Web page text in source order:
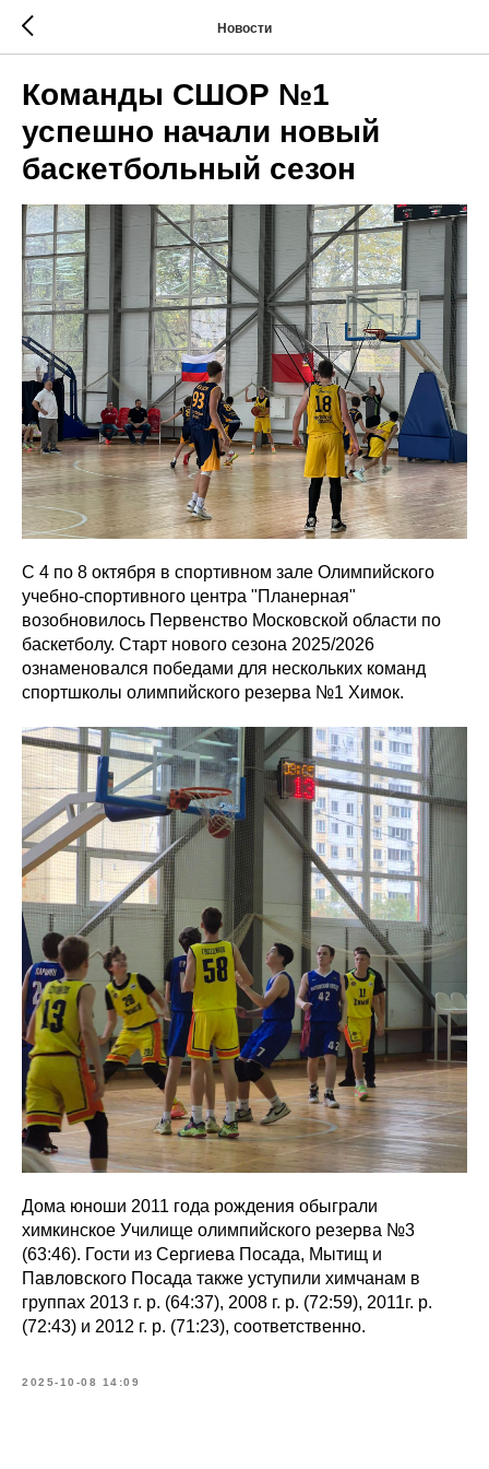
Новости
Команды СШОР №1
успешно начали новый
баскетбольный сезон
С 4 по 8 октября в спортивном зале Олимпийского
учебно-спортивного центра "Планерная"
возобновилось Первенство Московской области по
баскетболу. Старт нового сезона 2025/2026
ознаменовался победами для нескольких команд
спортшколы олимпийского резерва №1 Химок.
Дома юноши 2011 года рождения обыграли
химкинское Училище олимпийского резерва №3
(63:46). Гости из Сергиева Посада, Мытищ и
Павловского Посада также уступили химчанам в
группах 2013 г. р. (64:37), 2008 г. р. (72:59), 2011г. р.
(72:43) и 2012 г. р. (71:23), соответственно.
2025-10-08 14:09